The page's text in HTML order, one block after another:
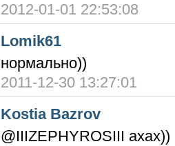
2012-01-01 22:53:08
Lomik61
нормально))
2011-12-30 13:27:01
Kostia Bazrov
@IIIZEPHYROSIII ахах))